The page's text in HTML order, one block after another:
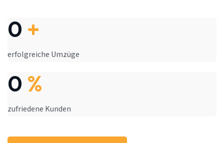
0 +
erfolgreiche Umzüge
0 %
zufriedene Kunden